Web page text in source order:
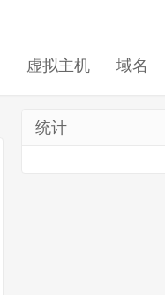
虚拟主机 域名
统计